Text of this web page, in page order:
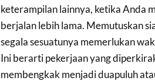
keterampilan lainnya, ketika Anda
berjalan lebih lama. Memutuskan
segala sesuatunya memerlukan
Ini berarti pekerjaan yang
membengkak menjadi duapuluh